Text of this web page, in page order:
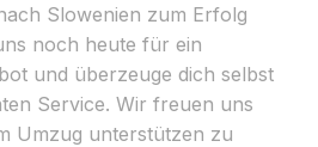
Slowenien zum Erfolg
noch heute für ein
und überzeuge dich selbst
Service. Wir freuen uns
Umzug unterstützen zu